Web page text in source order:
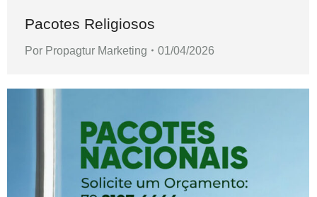
Pacotes Religiosos
Por Propagtur Marketing 01/04/2026